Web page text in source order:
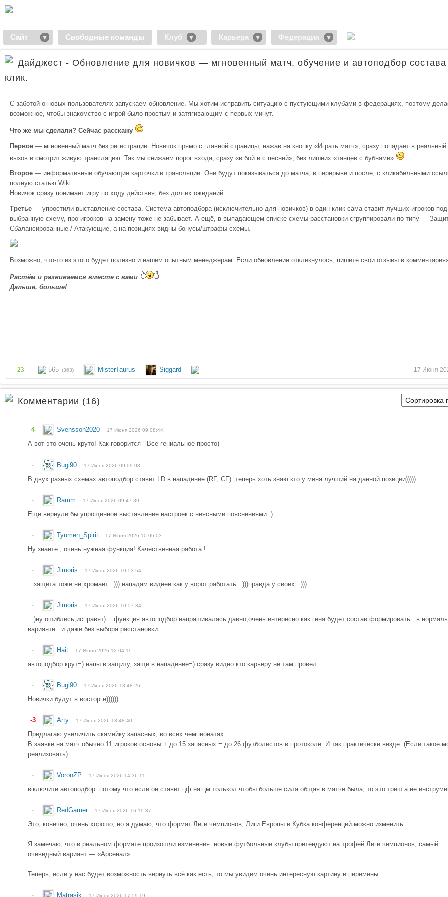
Сайт Свободные команды Клуб Карьера Федерация
Дайджест - Обновление для новичков — мгновенный матч, обучение и автоподбор
клик.
С заботой о новых пользователях запускаем обновление. Мы хотим исправить ситуацию с пустующими клубами в федерациях, поэтому
возможное, чтобы знакомство с игрой было простым и затягивающим с первых минут.
Что же мы сделали? Сейчас расскажу
Первое — мгновенный матч без регистрации. Новичок прямо с главной страницы, нажав на кнопку «Играть матч», сразу попадает в
вызов и смотрит живую трансляцию. Так мы снижаем порог входа, сразу «в бой и с песней», без лишних «танцев с бубнами»
Второе — информативные обучающие карточки в трансляции. Они будут показываться до матча, в перерыве и после, с кликабельными
полную статью Wiki.
Новичок сразу понимает игру по ходу действия, без долгих ожиданий.
Третье — упростили выставление состава. Система автоподбора (исключительно для новичков) в один клик сама ставит лучших игроков под
выбранную схему, про игроков на замену тоже не забывает. А ещё, в выпадающем списке схемы расстановки сгруппировали по типу —
Сбалансированные / Атакующие, а на позициях видны бонусы/штрафы схемы.
Возможно, что-то из этого будет полезно и нашим опытным менеджерам. Если обновление откликнулось, пишите свои отзывы в
Растём и развиваемся вместе с вами
Дальше, больше!
23 565 (363) MisterTaurus Siggard 17 Июня
Комментарии (16)
4 Svensson2020 17 Июня 2026 09:08:44
А вот это очень круто! Как говорится - Все гениальное просто)
- Bugi90 17 Июня 2026 09:09:03
В двух разных схемах автоподбор ставит LD в нападение (RF, CF). теперь хоть знаю кто у меня лучший на данной позиции)))))
- Ramm 17 Июня 2026 09:47:39
Еще вернули бы упрощенное выставление настроек с неясными пояснениями :)
- Tyumen_Spirit 17 Июня 2026 10:06:03
Ну знаете , очень нужная функция! Качественная работа !
- Jimoris 17 Июня 2026 10:53:54
...защита тоже не хромает...))) нападам виднее как у ворот работать...)))правда у своих...)))
- Jimoris 17 Июня 2026 10:57:34
...)ну ошиблись,исправят)... функция автоподбор напрашивалась давно,очень интересно как гена будет состав формировать...в
варианте...и даже без выбора расстановки...
- Hait 17 Июня 2026 12:04:11
автоподбор крут=) напы в защиту, защи в нападение=) сразу видно кто карьеру не там провел
- Bugi90 17 Июня 2026 13:48:26
Новички будут в восторге))))))
-3 Arty 17 Июня 2026 13:48:40
Предлагаю увеличить скамейку запасных, во всех чемпионатах.
В заявке на матч обычно 11 игроков основы + до 15 запасных = до 26 футболистов в протоколе. И так практически везде. (Если такое
реализовать)
- VoronZP 17 Июня 2026 14:36:11
віключите автоподбор. потому что если он ставит цф на цм толькол чтобы больше сила общая в матче была, то это треш а не
- RedGamer 17 Июня 2026 16:19:37
Это, конечно, очень хорошо, но я думаю, что формат Лиги чемпионов, Лиги Европы и Кубка конференций можно изменить.
Я замечаю, что в реальном формате произошли изменения: новые футбольные клубы претендуют на трофей Лиги чемпионов, самый
очевидный вариант — «Арсенал».
Теперь, если у нас будет возможность вернуть всё как есть, то мы увидим очень интересную картину и перемены.
- Matrasik 17 Июня 2026 17:59:19